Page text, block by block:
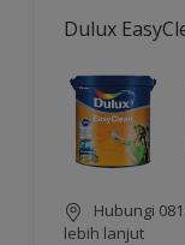
Dulux
Hubungi
lebih lanjut